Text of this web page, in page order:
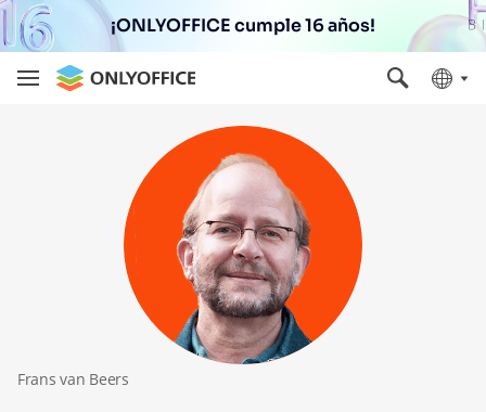
¡ONLYOFFICE cumple 16 años!
Frans van Beers